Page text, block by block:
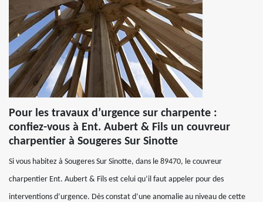
Pour les travaux d’urgence sur charpente :
confiez-vous à Ent. Aubert & Fils un couvreur
charpentier à Sougeres Sur Sinotte
Si vous habitez à Sougeres Sur Sinotte, dans le 89470, le couvreur
charpentier Ent. Aubert & Fils est celui qu’il faut appeler pour des
interventions d’urgence. Dès constat d’une anomalie au niveau de cette